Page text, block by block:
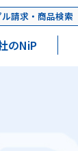
請求・商品検索
のNiP